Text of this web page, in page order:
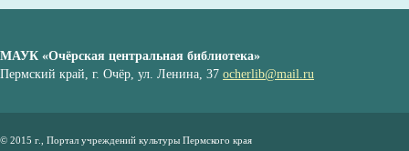
МАУК «Очёрская центральная библиотека»
Пермский край, г. Очёр, ул. Ленина, 37 ocherlib@mail.ru
© 2015 г., Портал учреждений культуры Пермского края